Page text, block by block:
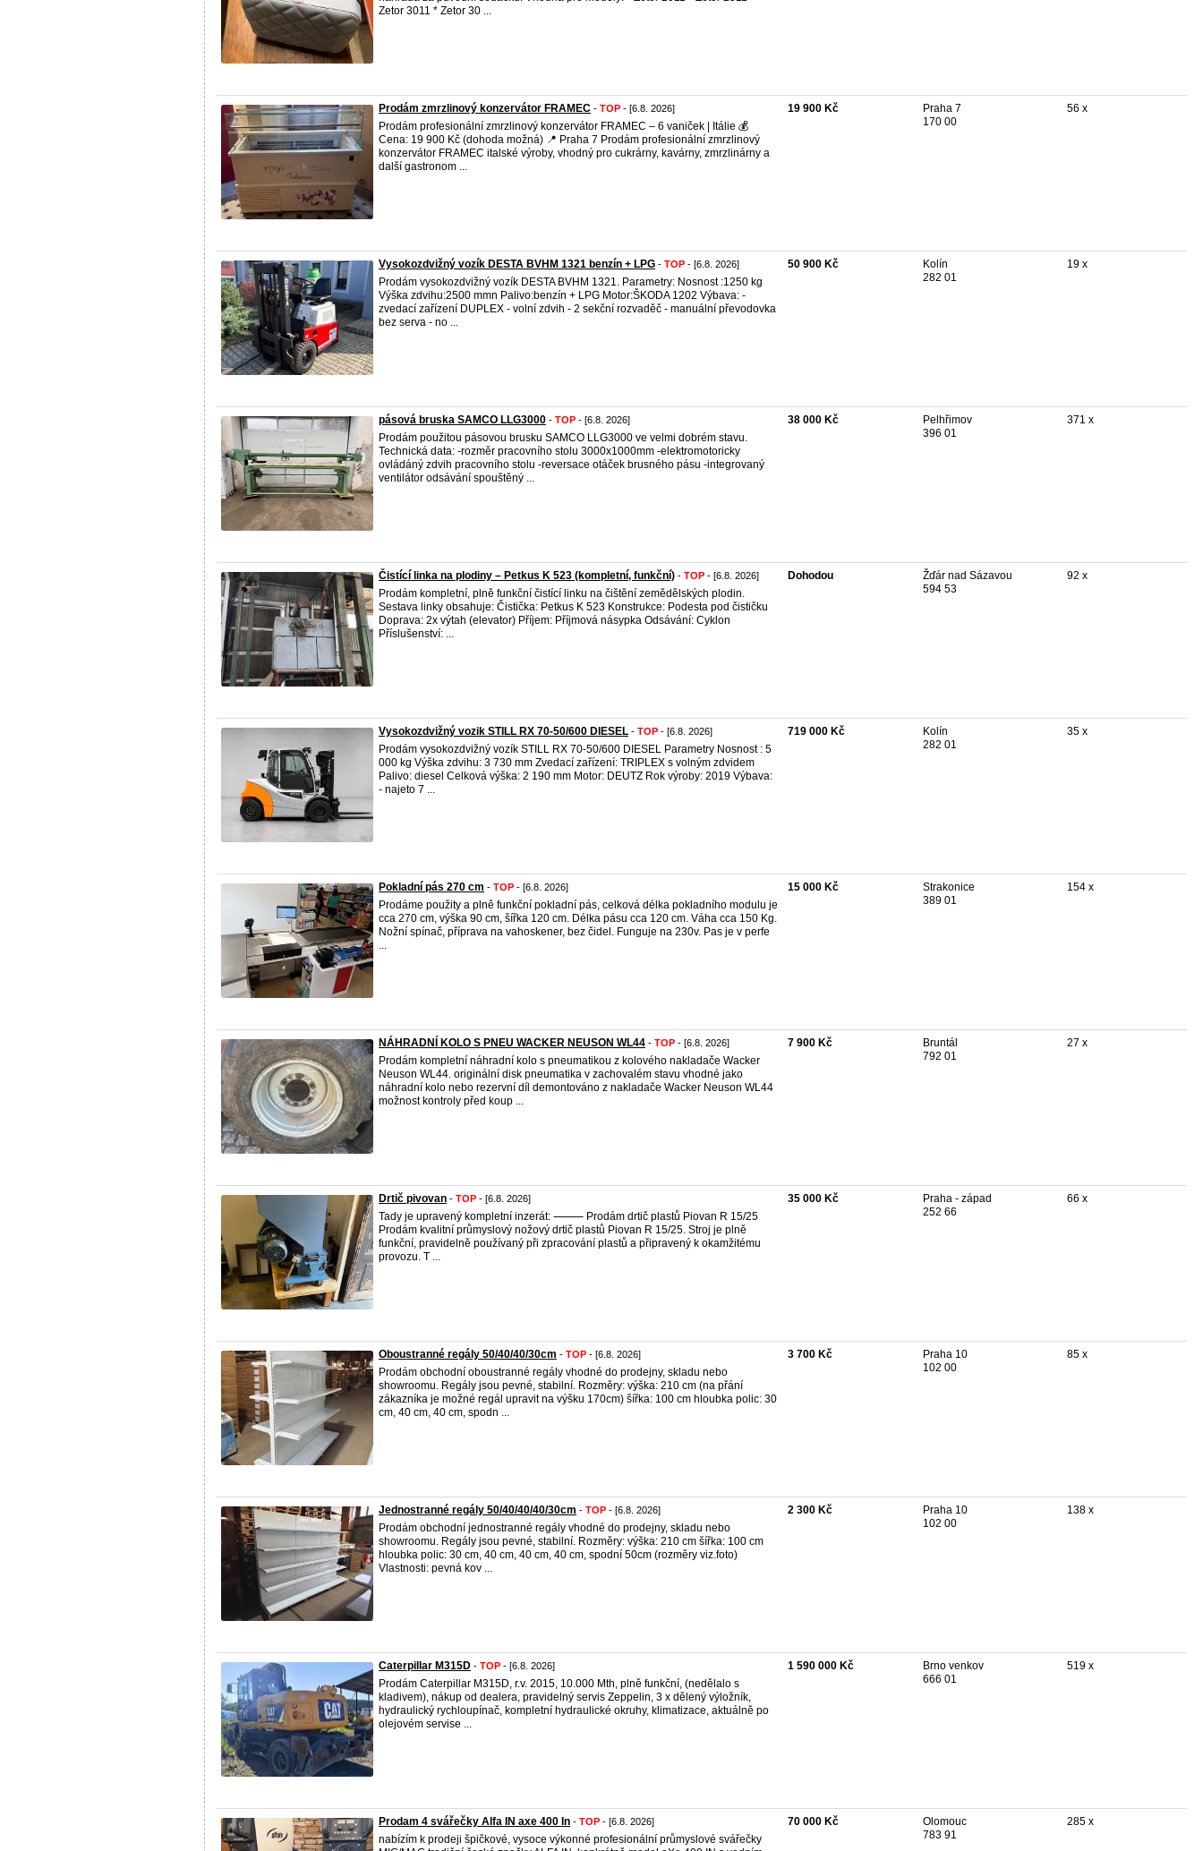
Zetor 3011 * Zetor 30 ...
Prodám zmrzlinový konzervátor FRAMEC - TOP - [6.8. 2026]
Prodám profesionální zmrzlinový konzervátor FRAMEC – 6 vaniček | Itálie 💰
Cena: 19 900 Kč (dohoda možná) 📍 Praha 7 Prodám profesionální zmrzlinový
konzervátor FRAMEC italské výroby, vhodný pro cukrárny, kavárny, zmrzlinárny a
další gastronom ...
19 900 Kč
Praha 7
170 00
56 x
Vysokozdvižný vozík DESTA BVHM 1321 benzín + LPG - TOP - [6.8. 2026]
Prodám vysokozdvižný vozík DESTA BVHM 1321. Parametry: Nosnost :1250 kg
Výška zdvihu:2500 mmn Palivo:benzín + LPG Motor:ŠKODA 1202 Výbava: -
zvedací zařízení DUPLEX - volní zdvih - 2 sekční rozvaděč - manuální převodovka
bez serva - no ...
50 900 Kč
Kolín
282 01
19 x
pásová bruska SAMCO LLG3000 - TOP - [6.8. 2026]
Prodám použitou pásovou brusku SAMCO LLG3000 ve velmi dobrém stavu.
Technická data: -rozměr pracovního stolu 3000x1000mm -elektromotoricky
ovládáný zdvih pracovního stolu -reversace otáček brusného pásu -integrovaný
ventilátor odsávání spouštěný ...
38 000 Kč
Pelhřimov
396 01
371 x
Čistící linka na plodiny – Petkus K 523 (kompletní, funkční) - TOP - [6.8. 2026]
Prodám kompletní, plně funkční čistící linku na čištění zemědělských plodin.
Sestava linky obsahuje: Čistička: Petkus K 523 Konstrukce: Podesta pod čističku
Doprava: 2x výtah (elevator) Příjem: Příjmová násypka Odsávání: Cyklon
Příslušenství: ...
Dohodou
Žďár nad Sázavou
594 53
92 x
Vysokozdvižný vozik STILL RX 70-50/600 DIESEL - TOP - [6.8. 2026]
Prodám vysokozdvižný vozík STILL RX 70-50/600 DIESEL Parametry Nosnost : 5
000 kg Výška zdvihu: 3 730 mm Zvedací zařízení: TRIPLEX s volným zdvidem
Palivo: diesel Celková výška: 2 190 mm Motor: DEUTZ Rok výroby: 2019 Výbava:
- najeto 7 ...
719 000 Kč
Kolín
282 01
35 x
Pokladní pás 270 cm - TOP - [6.8. 2026]
Prodáme použity a plně funkční pokladní pás, celková délka pokladního modulu je
cca 270 cm, výška 90 cm, šířka 120 cm. Délka pásu cca 120 cm. Váha cca 150 Kg.
Nožní spínač, příprava na vahoskener, bez čidel. Funguje na 230v. Pas je v perfe
...
15 000 Kč
Strakonice
389 01
154 x
NÁHRADNÍ KOLO S PNEU WACKER NEUSON WL44 - TOP - [6.8. 2026]
Prodám kompletní náhradní kolo s pneumatikou z kolového nakladače Wacker
Neuson WL44. originální disk pneumatika v zachovalém stavu vhodné jako
náhradní kolo nebo rezervní díl demontováno z nakladače Wacker Neuson WL44
možnost kontroly před koup ...
7 900 Kč
Bruntál
792 01
27 x
Drtič pivovan - TOP - [6.8. 2026]
Tady je upravený kompletní inzerát: ⸻ Prodám drtič plastů Piovan R 15/25
Prodám kvalitní průmyslový nožový drtič plastů Piovan R 15/25. Stroj je plně
funkční, pravidelně používaný při zpracování plastů a připravený k okamžitému
provozu. T ...
35 000 Kč
Praha - západ
252 66
66 x
Oboustranné regály 50/40/40/30cm - TOP - [6.8. 2026]
Prodám obchodní oboustranné regály vhodné do prodejny, skladu nebo
showroomu. Regály jsou pevné, stabilní. Rozměry: výška: 210 cm (na přání
zákazníka je možné regál upravit na výšku 170cm) šířka: 100 cm hloubka polic: 30
cm, 40 cm, 40 cm, spodn ...
3 700 Kč
Praha 10
102 00
85 x
Jednostranné regály 50/40/40/40/30cm - TOP - [6.8. 2026]
Prodám obchodní jednostranné regály vhodné do prodejny, skladu nebo
showroomu. Regály jsou pevné, stabilní. Rozměry: výška: 210 cm šířka: 100 cm
hloubka polic: 30 cm, 40 cm, 40 cm, 40 cm, spodní 50cm (rozměry viz.foto)
Vlastnosti: pevná kov ...
2 300 Kč
Praha 10
102 00
138 x
Caterpillar M315D - TOP - [6.8. 2026]
Prodám Caterpillar M315D, r.v. 2015, 10.000 Mth, plně funkční, (nedělalo s
kladivem), nákup od dealera, pravidelný servis Zeppelin, 3 x dělený výložník,
hydraulický rychloupínač, kompletní hydraulické okruhy, klimatizace, aktuálně po
olejovém servise ...
1 590 000 Kč
Brno venkov
666 01
519 x
Prodam 4 svářečky Alfa IN axe 400 In - TOP - [6.8. 2026]
nabízím k prodeji špičkové, vysoce výkonné profesionální průmyslové svářečky
70 000 Kč
Olomouc
783 91
285 x